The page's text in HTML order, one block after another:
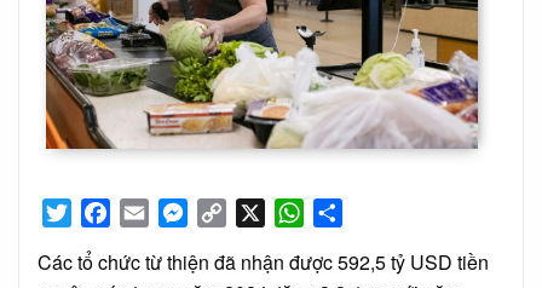
TwitterFacebook
Email Messenger
Copy
WhatsApp
Các tổ chức từ thiện đã nhận được 592,5 tỷ USD tiền